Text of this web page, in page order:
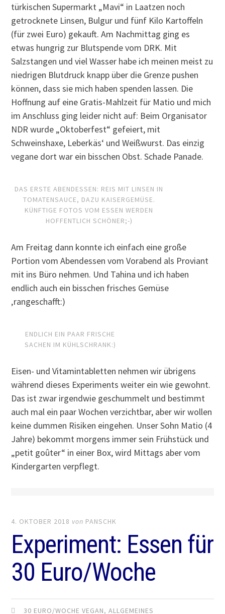
türkischen Supermarkt „Mavi“ in Laatzen noch
getrocknete Linsen, Bulgur und fünf Kilo Kartoffeln
(für zwei Euro) gekauft. Am Nachmittag ging es
etwas hungrig zur Blutspende vom DRK. Mit
Salzstangen und viel Wasser habe ich meinen meist zu
niedrigen Blutdruck knapp über die Grenze pushen
können, dass sie mich haben spenden lassen. Die
Hoffnung auf eine Gratis-Mahlzeit für Matio und mich
im Anschluss ging leider nicht auf: Beim Organisator
NDR wurde „Oktoberfest“ gefeiert, mit
Schweinshaxe, Leberkäs‘ und Weißwurst. Das einzig
vegane dort war ein bisschen Obst. Schade Panade.
DAS ERSTE ABENDESSEN: REIS MIT LINSEN IN
TOMATENSAUCE, DAZU KAISERGEMÜSE.
KÜNFTIGE FOTOS VOM ESSEN WERDEN
HOFFENTLICH SCHÖNER;-)
Am Freitag dann konnte ich einfach eine große
Portion vom Abendessen vom Vorabend als Proviant
mit ins Büro nehmen. Und Tahina und ich haben
endlich auch ein bisschen frisches Gemüse
‚rangeschafft:)
ENDLICH EIN PAAR FRISCHE
SACHEN IM KÜHLSCHRANK:)
Eisen- und Vitamintabletten nehmen wir übrigens
während dieses Experiments weiter ein wie gewohnt.
Das ist zwar irgendwie geschummelt und bestimmt
auch mal ein paar Wochen verzichtbar, aber wir wollen
keine dummen Risiken eingehen. Unser Sohn Matio (4
Jahre) bekommt morgens immer sein Frühstück und
„petit goûter“ in einer Box, wird Mittags aber vom
Kindergarten verpflegt.
4. OKTOBER 2018 von PANSCHK
Experiment: Essen für
30 Euro/Woche
30 EURO/WOCHE VEGAN,ALLGEMEINES